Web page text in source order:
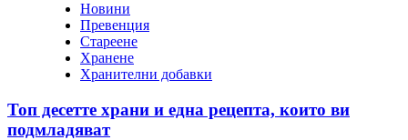
Новини
Превенция
Стареене
Хранене
Хранителни добавки
Топ десетте храни и една рецепта, които ви
подмладяват